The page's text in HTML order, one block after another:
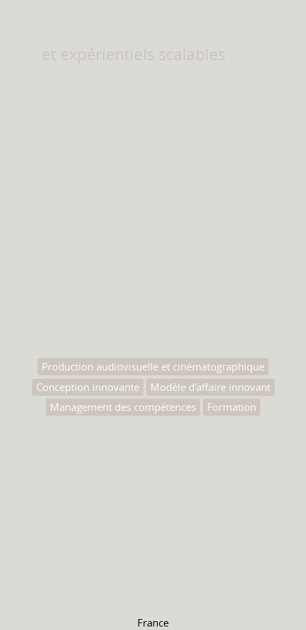
et expérientiels scalables
Production audiovisuelle et cinématographique
Conception innovante
Modèle d'affaire innovant
Management des compétences
Formation
France